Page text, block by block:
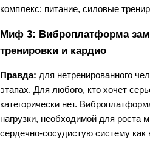
комплекс: питание, силовые
Миф 3: Виброплатформа
тренировки и кардио
Правда: для нетренированного
этапах. Для любого, кто хочет
категорически нет.
нагрузки, необходимой для роста
сердечно-сосудистую систему как